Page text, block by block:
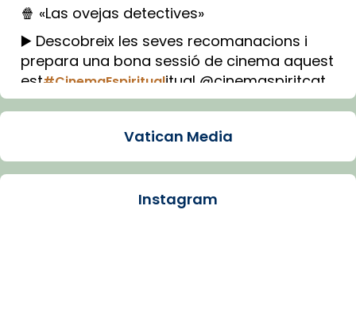
🍿 «Las ovejas detectives»
▶️ Descobreix les seves recomanacions i
prepara una bona sessió de cinema aquest
est#CinemaEspiritualitual @cinemaspiritcat
Imatge: Generada amb IA (OpenAI)
Arquebisbat de Barcelona
Vatican Media
Instagram